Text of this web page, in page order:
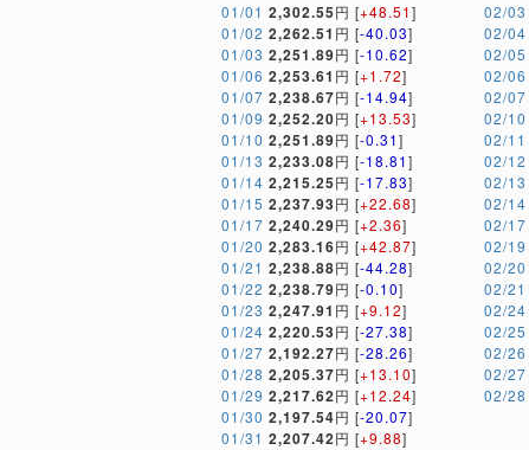
01/01 2,302.55円 [+48.51]
01/02 2,262.51 円 [-40.03]
01/03 2,251.89円 [-10.62]
01/06 2,253.61 円 [+1.72]
01/07 2,238.67円 [-14.94]
01/09 2,252.20円 [+13.53]
01/10 2,251.89円 [-0.31]
01/13 2,233.08円 [-18.81]
01/14 2,215.25円 [-17.83]
01/15 2,237.93円 [+22.68]
01/17 2,240.29円 [+2.36]
01/20 2,283.16円 [+42.87]
01/21 2,238.88円 [-44.28]
01/22 2,238.79円 [-0.10]
01/23 2,247.91 円 [+9.12]
01/24 2,220.53円 [-27.38]
01/27 2,192.27円 [-28.26]
01/28 2,205.37円 [+13.10]
01/29 2,217.62円 [+12.24]
01/30 2,197.54円 [-20.07]
01/31 2,207.42円 [+9.88]
02/03
02/04
02/05
02/06
02/07
02/10
02/11
02/12
02/13
02/14
02/17
02/19
02/20
02/21
02/24
02/25
02/26
02/27
02/28